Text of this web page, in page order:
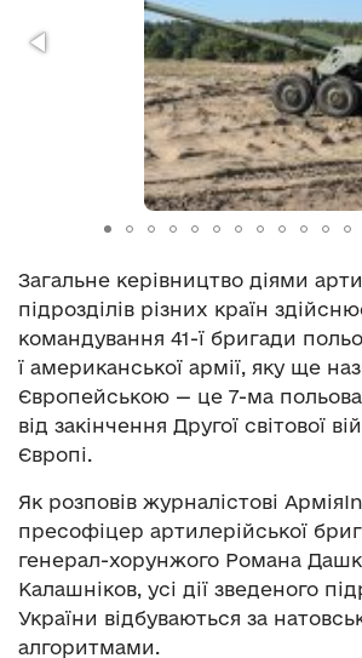
Загальне керівництво діями
підрозділів різних країн
командування 41-ї бригади
ї американської армії, яку ще
Європейською — це 7-ма
від закінчення Другої світової
Європі.
Як розповів журналістові
пресофіцер артилерійської
генерал-хорунжого Романа
Калашніков, усі дії зведеного
України відбуваються за
алгоритмами.